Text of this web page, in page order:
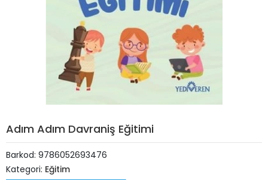
Adım Adım Davraniş Eğitimi
Barkod: 9786052693476
Kategori: Eğitim